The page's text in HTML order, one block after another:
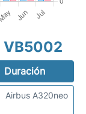
VB5002
Duración
Airbus A320neo